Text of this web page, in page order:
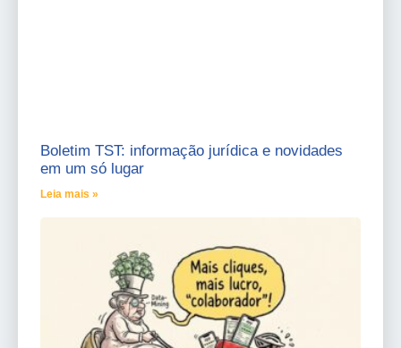
Boletim TST: informação jurídica e novidades
em um só lugar
Leia mais »